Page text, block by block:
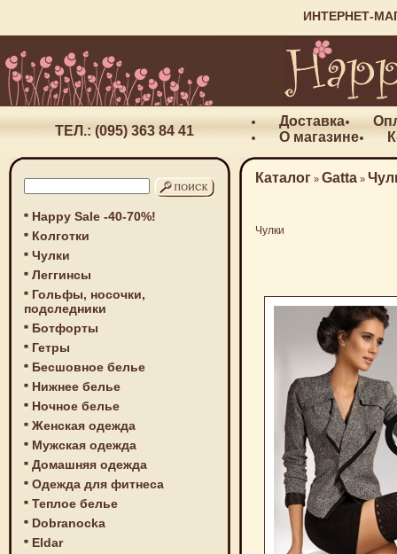
ИНТЕРНЕТ-
ТЕЛ.: (095) 363 84 41
Доставка
О магазине
Happy Sale -40-70%!
Колготки
Чулки
Леггинсы
Гольфы, носочки,
подследники
Ботфорты
Гетры
Бесшовное белье
Нижнее белье
Ночное белье
Женская одежда
Мужская одежда
Домашняя одежда
Одежда для фитнеса
Теплое белье
Dobranocka
Eldar
Каталог » Gatta »
Чулки